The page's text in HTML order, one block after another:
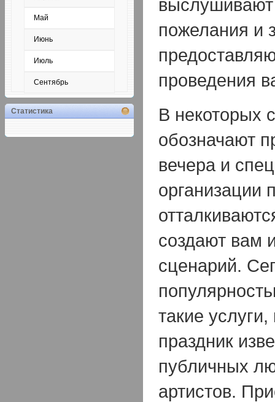
пожелания и
проведения
В некоторых
обозначают
вечера и
организации
создают вам
сценарий.
такие
праздник
публичных
артистов.
Май
Июнь
Июль
Сентябрь
Статистика